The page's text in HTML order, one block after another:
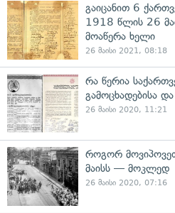
გაიცანით 6
1918 წლის 26
მოაწერა ხელი
26 მაისი 2021, 08:18
რა წერია
გამოცხადებისა
26 მაისი 2020, 11:21
როგორ
მაისს — მოკლედ
26 მაისი 2020, 07:16